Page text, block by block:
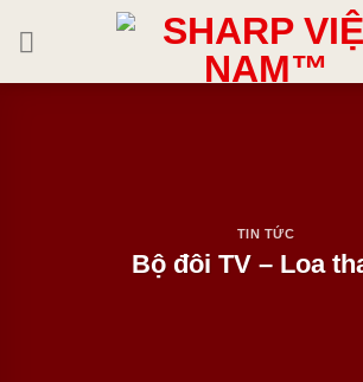
TIN TỨC
Bộ đôi TV – Loa